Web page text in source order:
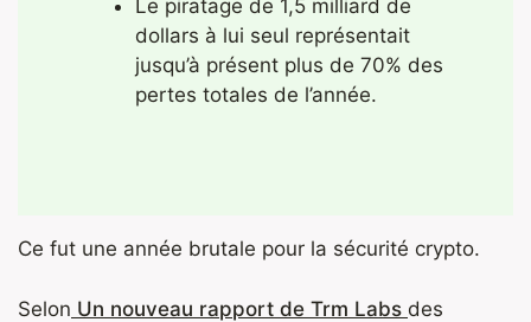
Le piratage de 1,5 milliard de
dollars à lui seul représentait
jusqu’à présent plus de 70% des
pertes totales de l’année.
Ce fut une année brutale pour la sécurité crypto.
Selon Un nouveau rapport de Trm Labs des